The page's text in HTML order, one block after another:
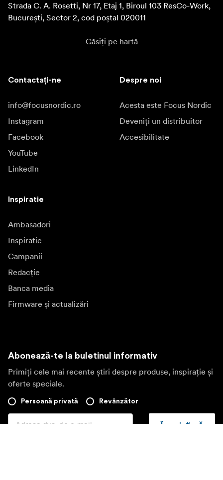
Strada C. A. Rosetti, Nr 17, Etaj 1, Biroul 103 ResCo-Work,
București, Sector 2, cod poștal 020011
Găsiți pe hartă
Contactați-ne
info@focusnordic.ro
Instagram
Facebook
YouTube
LinkedIn
Despre noi
Acesta este Focus Nordic
Deveniți un distribuitor
Accesibilitate
Inspiratie
Ambasadori
Inspiratie
Campanii
Redacție
Banca media
Firmware și actualizări
Abonează-te la buletinul informativ
Primiți cele mai recente știri despre produse, inspirație și
oferte speciale.
Persoană privată Revânzător
Înscrieți-vă